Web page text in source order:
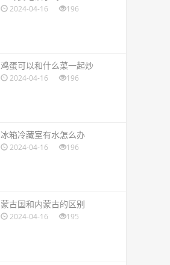
2024-04-16 196
​鸡蛋可以和什么菜一起炒
2024-04-16 196
​冰箱冷藏室有水怎么办
2024-04-16 196
​蒙古国和内蒙古的区别
2024-04-16 195